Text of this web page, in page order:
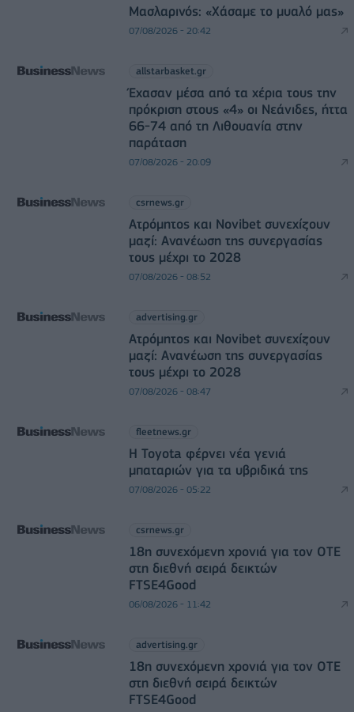
Μασλαρινός: «Χάσαμε το μυαλό μας»
07/08/2026 - 20:42
allstarbasket.gr
Έχασαν μέσα από τα χέρια τους την
πρόκριση στους «4» οι Νεάνιδες, ήττα
66-74 από τη Λιθουανία στην
παράταση
07/08/2026 - 20:09
csrnews.gr
Ατρόμητος και Novibet συνεχίζουν
μαζί: Ανανέωση της συνεργασίας
τους μέχρι το 2028
07/08/2026 - 08:52
advertising.gr
Ατρόμητος και Novibet συνεχίζουν
μαζί: Ανανέωση της συνεργασίας
τους μέχρι το 2028
07/08/2026 - 08:47
fleetnews.gr
Η Toyota φέρνει νέα γενιά
μπαταριών για τα υβριδικά της
07/08/2026 - 05:22
csrnews.gr
18η συνεχόμενη χρονιά για τον ΟΤΕ
στη διεθνή σειρά δεικτών
FTSE4Good
06/08/2026 - 11:42
advertising.gr
18η συνεχόμενη χρονιά για τον ΟΤΕ
στη διεθνή σειρά δεικτών
FTSE4Good